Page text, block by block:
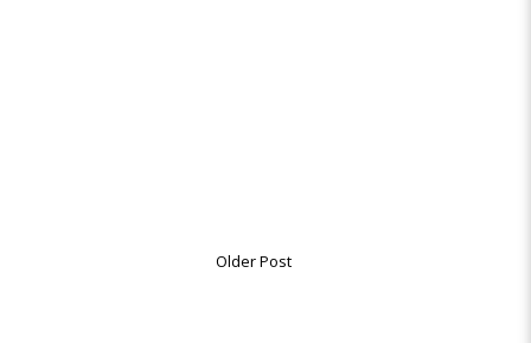
Older Post